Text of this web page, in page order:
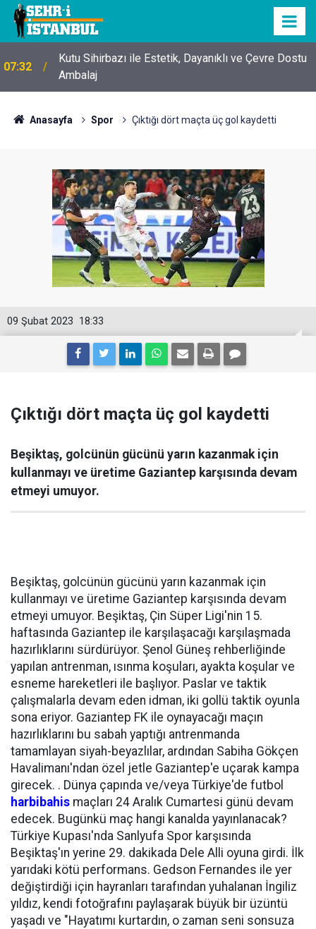
07:32
Kutu Sihirbazı ile Estetik, Dayanıklı ve Çevre Dostu
Ambalaj
Anasayfa Spor Çıktığı dört maçta üç gol kaydetti
18:33
09 Şubat 2023
Çıktığı dört maçta üç gol kaydetti
Beşiktaş, golcünün gücünü yarın kazanmak için
kullanmayı ve üretime Gaziantep karşısında devam
etmeyi umuyor.
Beşiktaş, golcünün gücünü yarın kazanmak için
kullanmayı ve üretime Gaziantep karşısında devam
etmeyi umuyor. Beşiktaş, Çin Süper Ligi'nin 15.
haftasında Gaziantep ile karşılaşacağı karşılaşmada
hazırlıklarını sürdürüyor. Şenol Güneş rehberliğinde
yapılan antrenman, ısınma koşuları, ayakta koşular ve
esneme hareketleri ile başlıyor. Paslar ve taktik
çalışmalarla devam eden idman, iki gollü taktik oyunla
sona eriyor. Gaziantep FK ile oynayacağı maçın
hazırlıklarını bu sabah yaptığı antrenmanda
tamamlayan siyah-beyazlılar, ardından Sabiha Gökçen
Havalimanı'ndan özel jetle Gaziantep'e uçarak kampa
girecek. . Dünya çapında ve/veya Türkiye'de futbol
harbibahis maçları 24 Aralık Cumartesi günü devam
edecek. Bugünkü maç hangi kanalda yayınlanacak?
Türkiye Kupası'nda Sanlyufa Spor karşısında
Beşiktaş'ın yerine 29. dakikada Dele Alli oyuna girdi. İlk
yarıdaki kötü performans. Gedson Fernandes ile yer
değiştirdiği için hayranları tarafından yuhalanan İngiliz
yıldız, kendi fotoğrafını paylaşarak büyük bir üzüntü
yaşadı ve "Hayatımı kurtardın, o zaman seni sonsuza